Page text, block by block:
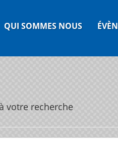
QUI SOMMES NOUS
votre recherche